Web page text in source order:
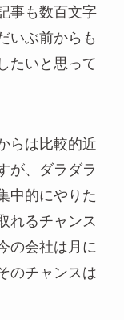
事も数百文字
いぶ前からも
たいと思って
らは比較的近
が、ダラダラ
中的にやりた
れるチャンス
の会社は月に
のチャンスは